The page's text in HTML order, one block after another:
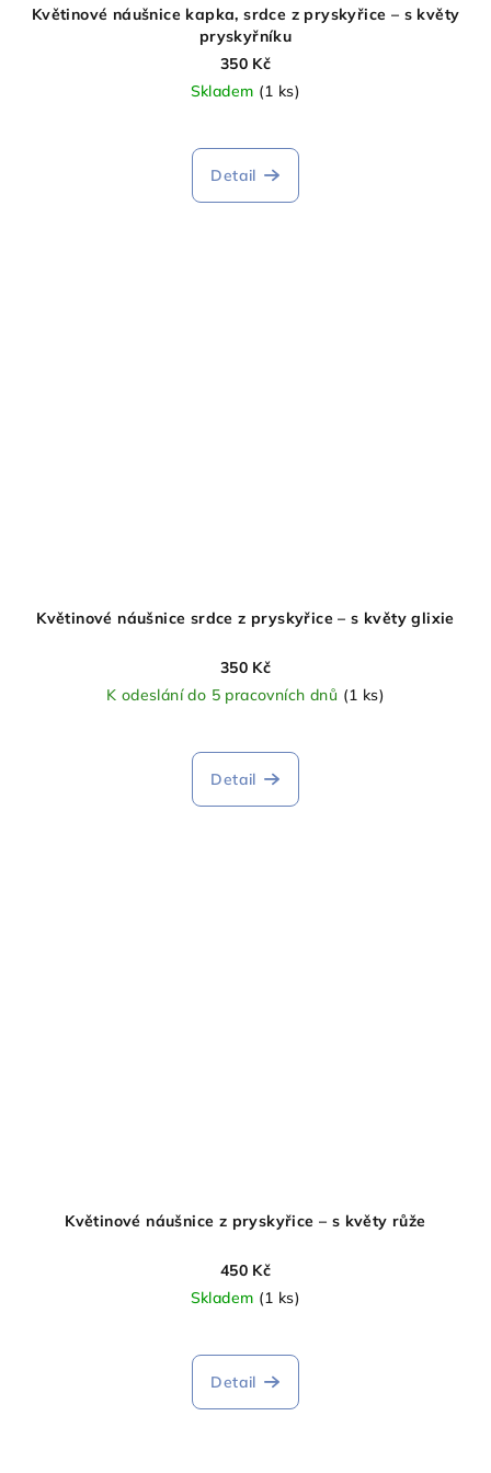
Květinové náušnice kapka, srdce z pryskyřice – s květy
pryskyřníku
350 Kč
Skladem (1 ks)
Detail
Květinové náušnice srdce z pryskyřice – s květy glixie
350 Kč
K odeslání do 5 pracovních dnů (1 ks)
Detail
Květinové náušnice z pryskyřice – s květy růže
450 Kč
Skladem (1 ks)
Detail